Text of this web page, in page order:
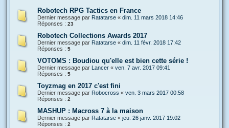
Robotech RPG Tactics en France
Dernier message par Ratatarse « dim. 11 mars 2018 14:46
Réponses : 23
Robotech Collections Awards 2017
Dernier message par Ratatarse « dim. 11 févr. 2018 17:42
Réponses : 5
VOTOMS : Boudiou qu'elle est bien cette série !
Dernier message par Lancer « ven. 7 avr. 2017 09:41
Réponses : 5
Toyzmag en 2017 c'est fini
Dernier message par Robocross « ven. 3 mars 2017 00:58
Réponses : 2
MASHUP : Macross 7 à la maison
Dernier message par Ratatarse « jeu. 26 janv. 2017 19:02
Réponses : 2